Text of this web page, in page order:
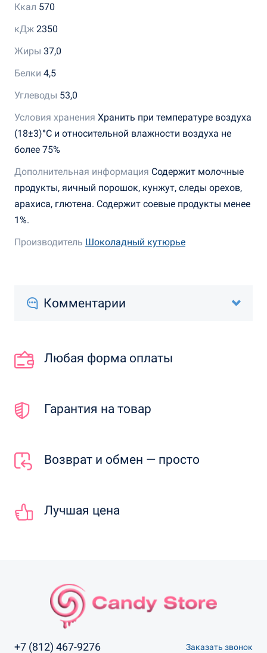
Ккал 570
кДж 2350
Жиры 37,0
Белки 4,5
Углеводы 53,0
Условия хранения Хранить при температуре воздуха
(18±3)°С и относительной влажности воздуха не
более 75%
Дополнительная информация Содержит молочные
продукты, яичный порошок, кунжут, следы орехов,
арахиса, глютена. Содержит соевые продукты менее
1%.
Производитель Шоколадный кутюрье
Комментарии
Любая форма оплаты
Гарантия на товар
Возврат и обмен — просто
Лучшая цена
+7 (812) 467-9276 Заказать звонок